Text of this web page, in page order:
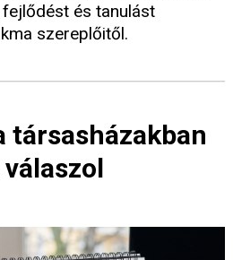
és tanulást
szereplőitől.
társasházakban